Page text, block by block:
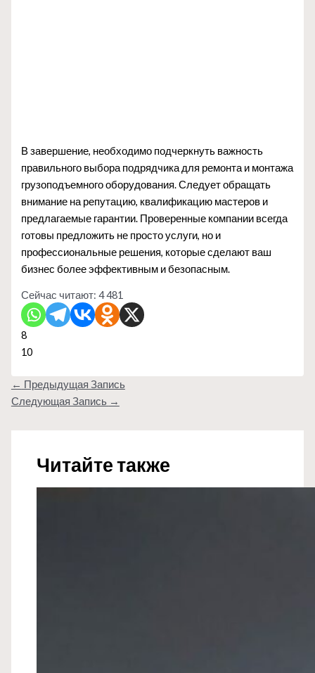
В завершение, необходимо подчеркнуть важность
правильного выбора подрядчика для ремонта и монтажа
грузоподъемного оборудования. Следует обращать
внимание на репутацию, квалификацию мастеров и
предлагаемые гарантии. Проверенные компании всегда
готовы предложить не просто услуги, но и
профессиональные решения, которые сделают ваш
бизнес более эффективным и безопасным.
Сейчас читают: 4 481
8
10
← Предыдущая Запись
Следующая Запись →
Читайте также